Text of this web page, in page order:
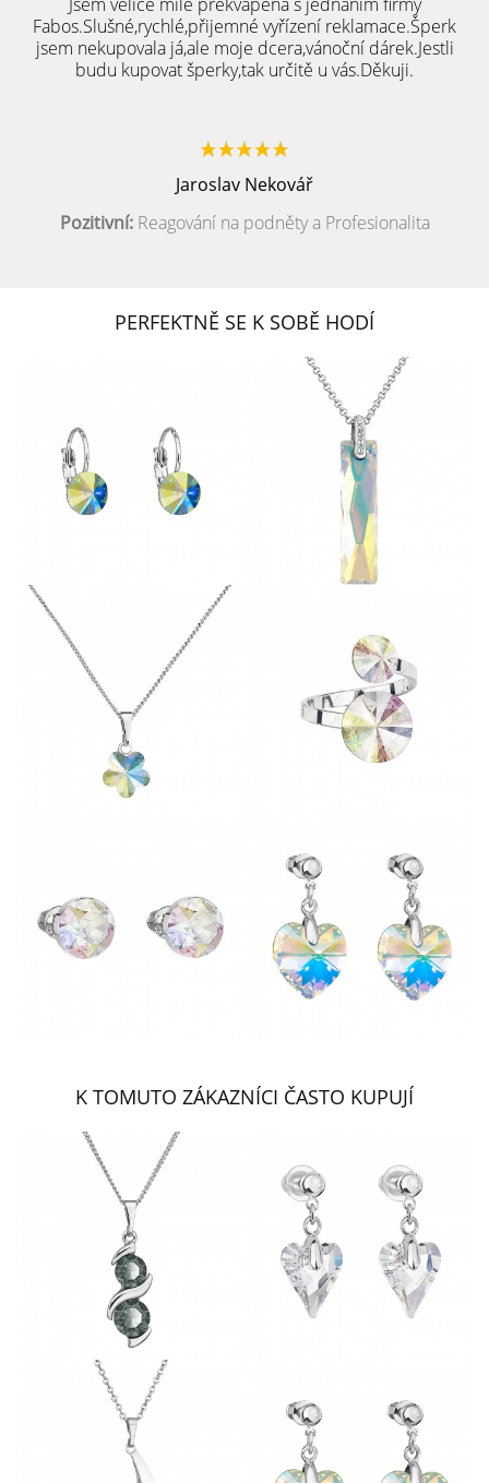
Fabos.Slušné,rychlé,přijemné vyřízení reklamace.Šperk
jsem nekupovala já,ale moje dcera,vánoční dárek.Jestli
budu kupovat šperky,tak určitě u vás.Děkuji.
Jaroslav Nekovář
Pozitivní:Reagování na podněty a Profesionalita
PERFEKTNĚ SE K SOBĚ HODÍ
K TOMUTO ZÁKAZNÍCI ČASTO KUPUJÍ